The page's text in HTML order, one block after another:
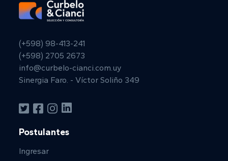
(+598) 98-413-241
(+598) 2705 2673
info@curbelo-cianci.com.uy
Sinergia Faro. - Víctor Soliño 349
Postulantes
Ingresar